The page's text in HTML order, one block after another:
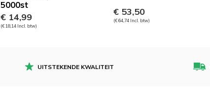
5000st
€ 14,99
(€ 18,14 Incl. btw)
€ 53,50
(€ 64,74 Incl. btw)
UITSTEKENDE KWALITEIT